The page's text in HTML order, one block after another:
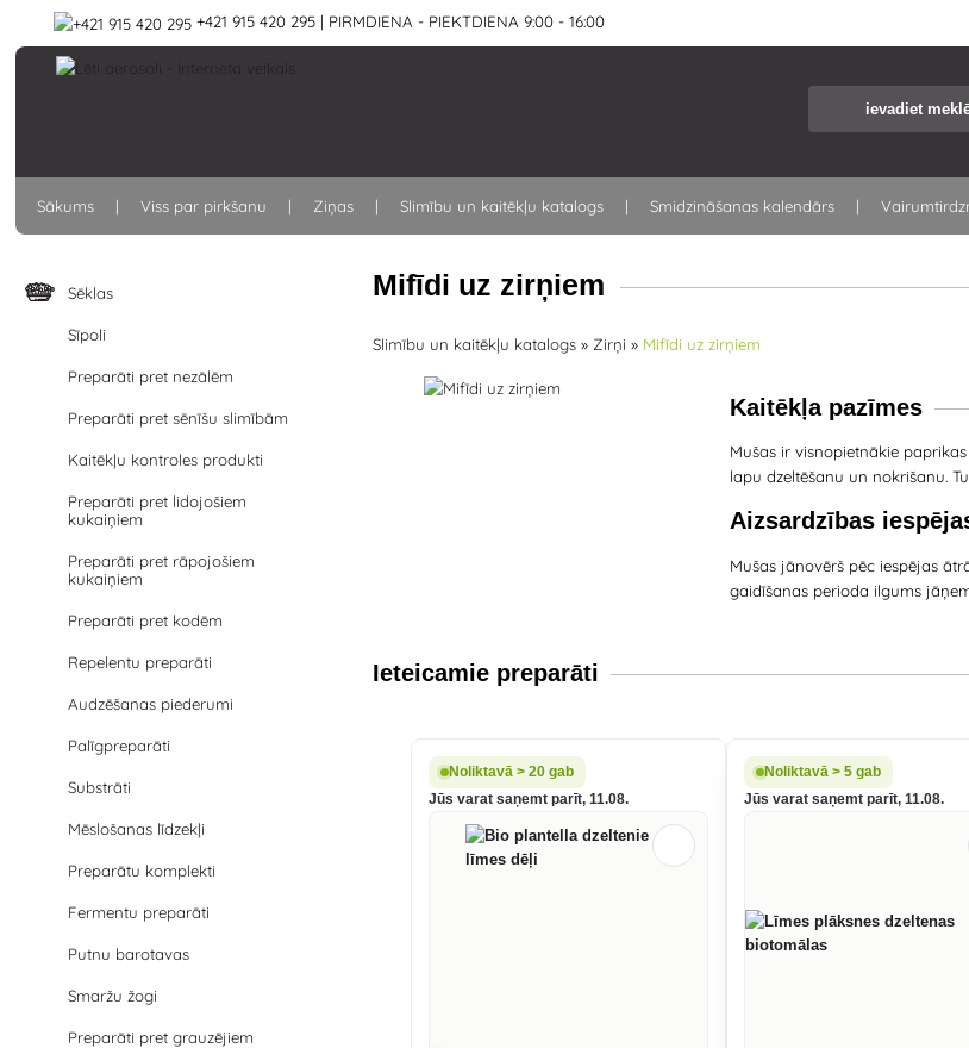
+421 915 420 295 | PIRMDIENA - PIEKTDIENA 9:00 - 16:00
Sākums Viss par pirkšanu Ziņas Slimību un kaitēkļu katalogs Smidzināšanas kalendārs
Sēklas
Sīpoli
Preparāti pret nezālēm
Preparāti pret sēnīšu slimībām
Kaitēkļu kontroles produkti
Preparāti pret lidojošiem
kukaiņiem
Preparāti pret rāpojošiem
kukaiņiem
Preparāti pret kodēm
Repelentu preparāti
Audzēšanas piederumi
Palīgpreparāti
Substrāti
Mēslošanas līdzekļi
Preparātu komplekti
Fermentu preparāti
Putnu barotavas
Smaržu žogi
Preparāti pret grauzējiem
Mifīdi uz zirņiem
Slimību un kaitēkļu katalogs » Zirņi » Mifīdi uz zirņiem
Kaitēkļa pazīmes
Mušas ir visnopietnākie
lapu dzeltēšanu un nokrišanu.
Aizsardzības
Mušas jānovērš pēc iespējas
gaidīšanas perioda ilgums
Ieteicamie preparāti
Noliktavā > 20 gab
Jūs varat saņemt parīt, 11.08.
Noliktavā > 5 gab
Jūs varat saņemt parīt, 11.08.